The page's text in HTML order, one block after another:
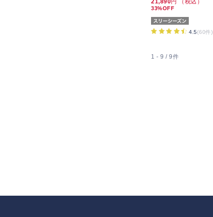
21,890円 （税込）
33%OFF
4.5(60件)
1 - 9 / 9件